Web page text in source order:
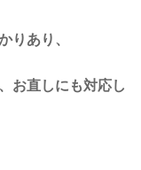
りあり、
お直しにも対応し